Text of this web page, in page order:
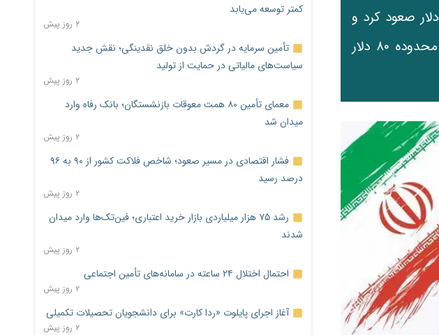
را پشت سر گذاشت؛ دوره‌ای که قیمت نفت برنت از محدوده ۷۰ دلار تا رکورد ۱۲۶ دلار صعود کرد و
سپس با افزایش امیدها به کاهش تنش‌ها و بازگشت تدریجی جریان انرژی، به محدوده ۸۰ دلار
کمتر توسعه می‌یابد
۲ روز پیش
تأمین سرمایه در گردش بدون خلق نقدینگی؛ نقش جدید
سیاست‌های مالیاتی در حمایت از تولید
۲ روز پیش
معمای تأمین ۸۰ همت معوقات بازنشستگان؛ بانک رفاه وارد
میدان شد
۲ روز پیش
فشار اقتصادی در مسیر صعود؛ شاخص فلاکت کشور از ۹۰ به ۹۶
درصد رسید
۲ روز پیش
رشد ۷۵ هزار میلیاردی بازار خرید اعتباری؛ فین‌تک‌ها وارد میدان
شدند
۲ روز پیش
احتمال اختلال ۲۴ ساعته در سامانه‌های تأمین اجتماعی
۲ روز پیش
آغاز اجرای پایلوت «ردا کارت» برای دانشجویان تحصیلات تکمیلی
۲ روز پیش